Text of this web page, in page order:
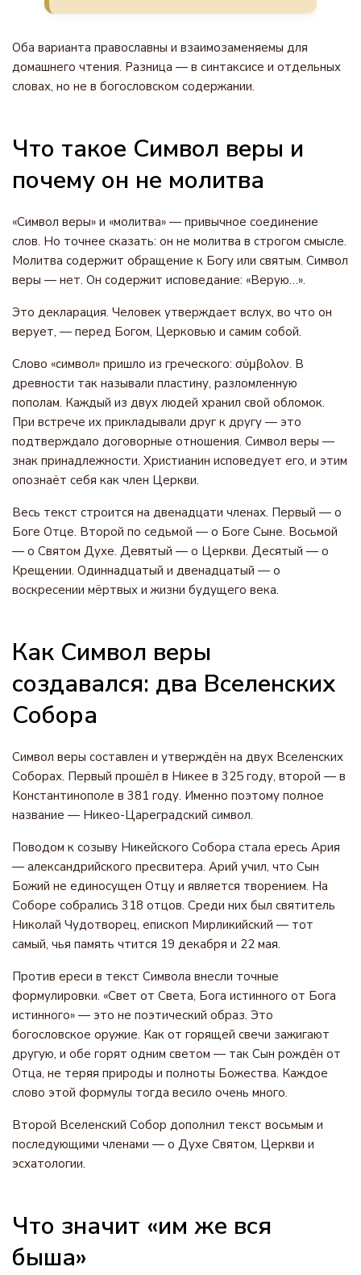
Оба варианта православны и взаимозаменяемы для
домашнего чтения. Разница — в синтаксисе и отдельных
словах, но не в богословском содержании.
Что такое Символ веры и
почему он не молитва
«Символ веры» и «молитва» — привычное соединение
слов. Но точнее сказать: он не молитва в строгом смысле.
Молитва содержит обращение к Богу или святым. Символ
веры — нет. Он содержит исповедание: «Верую…».
Это декларация. Человек утверждает вслух, во что он
верует, — перед Богом, Церковью и самим собой.
Слово «символ» пришло из греческого: σύμβολον. В
древности так называли пластину, разломленную
пополам. Каждый из двух людей хранил свой обломок.
При встрече их прикладывали друг к другу — это
подтверждало договорные отношения. Символ веры —
знак принадлежности. Христианин исповедует его, и этим
опознаёт себя как член Церкви.
Весь текст строится на двенадцати членах. Первый — о
Боге Отце. Второй по седьмой — о Боге Сыне. Восьмой
— о Святом Духе. Девятый — о Церкви. Десятый — о
Крещении. Одиннадцатый и двенадцатый — о
воскресении мёртвых и жизни будущего века.
Как Символ веры
создавался: два Вселенских
Собора
Символ веры составлен и утверждён на двух Вселенских
Соборах. Первый прошёл в Никее в 325 году, второй — в
Константинополе в 381 году. Именно поэтому полное
название — Никео-Цареградский символ.
Поводом к созыву Никейского Собора стала ересь Ария
— александрийского пресвитера. Арий учил, что Сын
Божий не единосущен Отцу и является творением. На
Соборе собрались 318 отцов. Среди них был святитель
Николай Чудотворец, епископ Мирликийский — тот
самый, чья память чтится 19 декабря и 22 мая.
Против ереси в текст Символа внесли точные
формулировки. «Свет от Света, Бога истинного от Бога
истинного» — это не поэтический образ. Это
богословское оружие. Как от горящей свечи зажигают
другую, и обе горят одним светом — так Сын рождён от
Отца, не теряя природы и полноты Божества. Каждое
слово этой формулы тогда весило очень много.
Второй Вселенский Собор дополнил текст восьмым и
последующими членами — о Духе Святом, Церкви и
эсхатологии.
Что значит «им же вся
быша»